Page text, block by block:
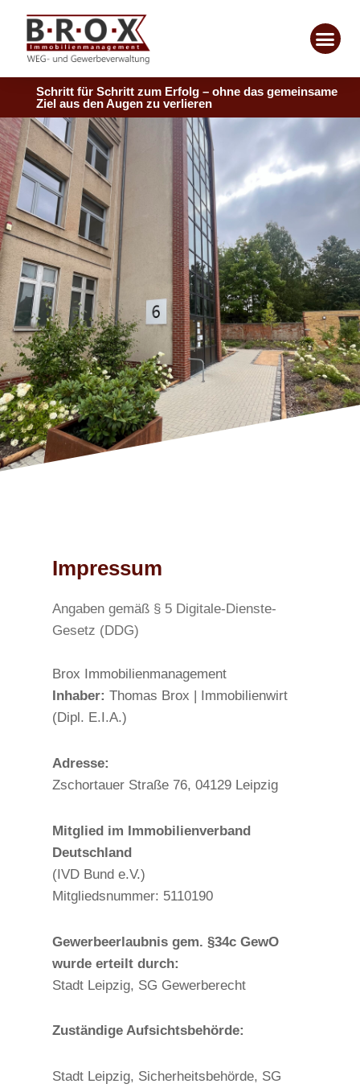
Schritt für Schritt zum Erfolg – ohne das gemeinsame
Ziel aus den Augen zu verlieren
Impressum
Angaben gemäß § 5 Digitale-Dienste-
Gesetz (DDG)
Brox Immobilienmanagement
Inhaber: Thomas Brox | Immobilienwirt
(Dipl. E.I.A.)
Adresse:
Zschortauer Straße 76, 04129 Leipzig
Mitglied im Immobilienverband
Deutschland
(IVD Bund e.V.)
Mitgliedsnummer: 5110190
Gewerbeerlaubnis gem. §34c GewO
wurde erteilt durch:
Stadt Leipzig, SG Gewerberecht
Zuständige Aufsichtsbehörde:
Stadt Leipzig, Sicherheitsbehörde, SG